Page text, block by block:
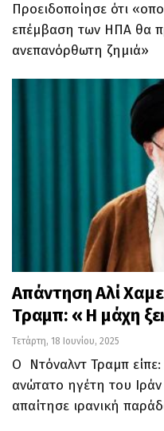
Προειδοποίησε ότι
επέμβαση των ΗΠΑ θα
ανεπανόρθωτη ζημιά»
Απάντηση Αλί
Τραμπ: « Η μάχη
Τετάρτη, 18 Ιουνίου, 2025
Ο Ντόναλντ Τραμπ
ανώτατο ηγέτη του
απαίτησε ιρανική